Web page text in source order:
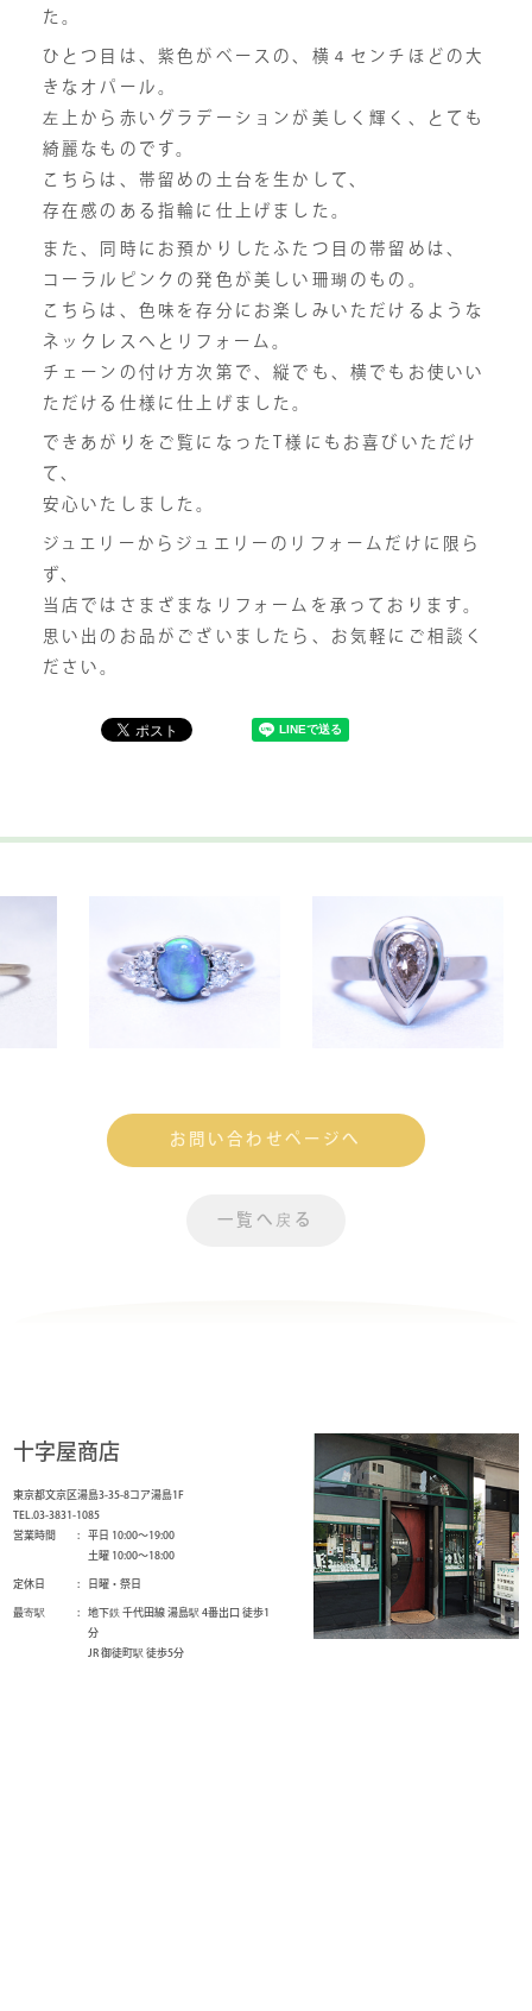
た。
ひとつ目は、紫色がベースの、横４センチほどの大
きなオパール。
左上から赤いグラデーションが美しく輝く、とても
綺麗なものです。
こちらは、帯留めの土台を生かして、
存在感のある指輪に仕上げました。
また、同時にお預かりしたふたつ目の帯留めは、
コーラルピンクの発色が美しい珊瑚のもの。
こちらは、色味を存分にお楽しみいただけるような
ネックレスへとリフォーム。
チェーンの付け方次第で、縦でも、横でもお使いい
ただける仕様に仕上げました。
できあがりをご覧になったT様にもお喜びいただけ
て、
安心いたしました。
ジュエリーからジュエリーのリフォームだけに限ら
ず、
当店ではさまざまなリフォームを承っております。
思い出のお品がございましたら、お気軽にご相談く
ださい。
お問い合わせページへ
一覧へ戻る
十字屋商店
東京都文京区湯島3-35-8コア湯島1F
TEL.03-3831-1085
営業時間
平日 10:00～19:00
土曜 10:00～18:00
定休日
日曜・祭日
最寄駅
地下鉄 千代田線 湯島駅 4番出口 徒歩1
分
JR 御徒町駅 徒歩5分